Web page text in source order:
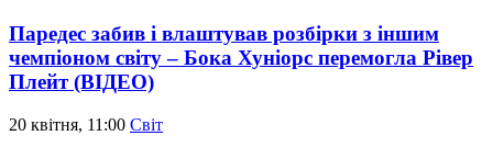
Паредес забив і влаштував розбірки з іншим
чемпіоном світу – Бока Хуніорс перемогла Рівер
Плейт (ВІДЕО)
20 квітня, 11:00 Світ